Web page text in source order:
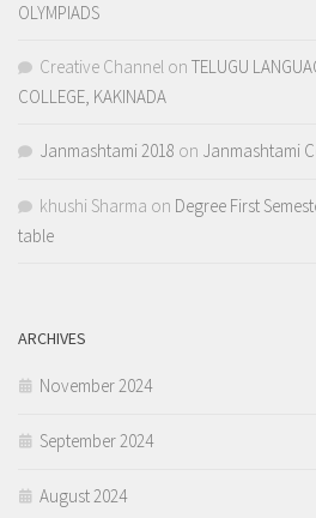
OLYMPIADS
Creative Channel on TELUGU
COLLEGE, KAKINADA
Janmashtami 2018 on Janmashtami
khushi Sharma on Degree First
table
ARCHIVES
November 2024
September 2024
August 2024